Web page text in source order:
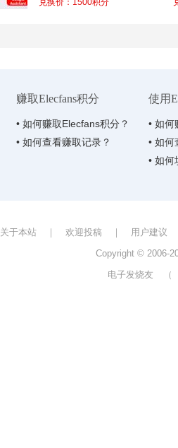
兑换价：1500积分
赚取Elecfans积分
• 如何赚取Elecfans积分？
• 如何查看赚取记录？
使用
• 如
• 如
• 如
关于本站 欢迎投稿 用户建议
Copyright © 2006-
电子发烧友
（